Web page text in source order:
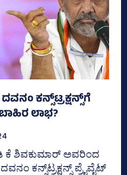
ಕನ್ಸ್‌ಟ್ರಕ್ಷನ್ಸ್‌ಗೆ
ಲಾಭ?
ಕೆ ಶಿವಕುಮಾರ್‍‌ ಅವರಿಂದ
ಕನ್ಸ್‌ಟ್ರಕ್ಷನ್ಸ್‌ ಪ್ರೈವೈಟ್‌